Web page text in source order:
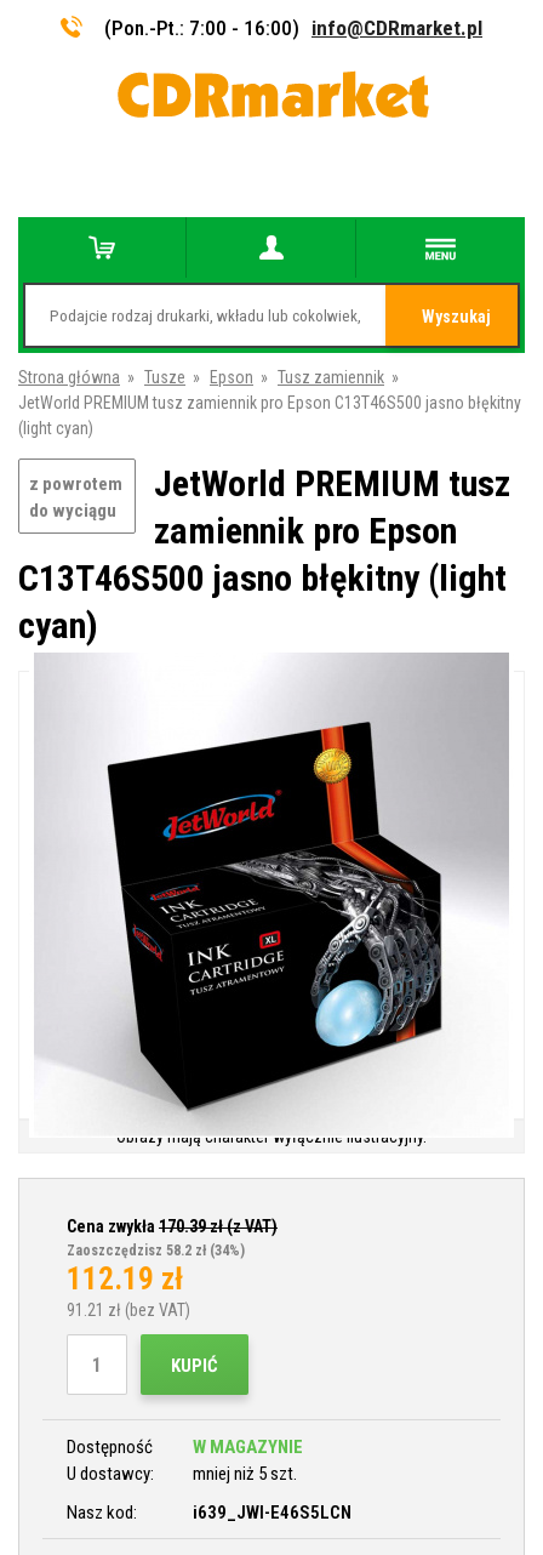
(Pon.-Pt.: 7:00 - 16:00) info@CDRmarket.pl
Wyszukaj
Strona główna » Tusze » Epson » Tusz zamiennik »
JetWorld PREMIUM tusz zamiennik pro Epson C13T46S500 jasno błękitny
(light cyan)
z powrotem
do wyciągu
JetWorld PREMIUM tusz
zamiennik pro Epson
C13T46S500 jasno błękitny (light
cyan)
Obrazy mają charakter wyłącznie ilustracyjny.
Cena zwykła 170.39zł (z VAT)
Zaoszczędzisz 58.2 zł (34%)
112.19 zł
91.21 zł (bez VAT)
KUPIĆ
Dostępność
W MAGAZYNIE
U dostawcy:
mniej niż 5 szt.
Nasz kod:
i639_JWI-E46S5LCN